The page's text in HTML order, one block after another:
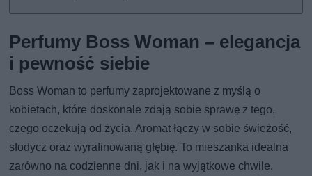
Perfumy Boss Woman – elegancja
i pewność siebie
Boss Woman to perfumy zaprojektowane z myślą o
kobietach, które doskonale zdają sobie sprawę z tego,
czego oczekują od życia. Aromat łączy w sobie świeżość,
słodycz oraz wyrafinowaną głębię. To mieszanka idealna
zarówno na codzienne dni, jak i na wyjątkowe chwile.